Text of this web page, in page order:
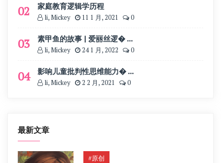
02 家庭教育逻辑学历程
li, Mickey 11 1 月, 2021 0
03 素甲鱼的故事 | 爱丽丝逻� ...
li, Mickey 24 1 月, 2022 0
04 影响儿童批判性思维能力� ...
li, Mickey 2 2 月, 2021 0
最新文章
#原创